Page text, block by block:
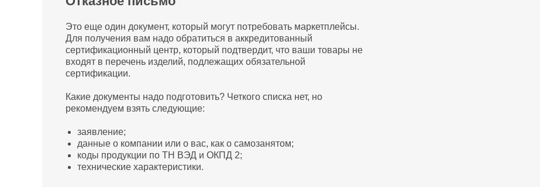
Это еще один документ, который могут потребовать маркетплейсы.
Для получения вам надо обратиться в аккредитованный
сертификационный центр, который подтвердит, что ваши товары не
входят в перечень изделий, подлежащих обязательной
сертификации.
Какие документы надо подготовить? Четкого списка нет, но
рекомендуем взять следующие:
заявление;
данные о компании или о вас, как о самозанятом;
коды продукции по ТН ВЭД и ОКПД 2;
технические характеристики.